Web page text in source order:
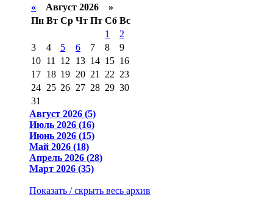
« Август 2026 »
Пн Вт Ср Чт Пт Сб Вс
1
2
3
4 5 6 7 8
9
10 11 12 13 14 15 16
17 18 19 20 21 22 23
24 25 26 27 28 29 30
31
Август 2026 (5)
Июль 2026 (16)
Июнь 2026 (15)
Май 2026 (18)
Апрель 2026 (28)
Март 2026 (35)
Показать / скрыть весь архив